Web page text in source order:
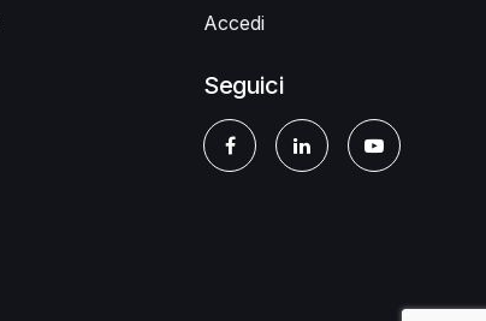
Accedi
Seguici